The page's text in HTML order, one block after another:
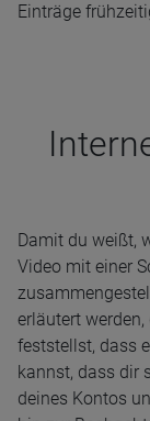
Einträge
Damit du weißt,
Video mit einer
erläutert
feststellst, dass
kannst, dass dir
deines Kontos